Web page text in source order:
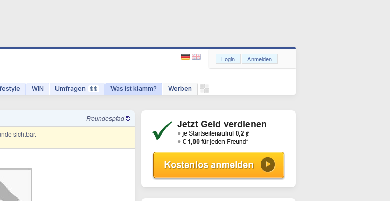
WIN Umfragen $$ Was ist klamm? Werben
Login Anmelden
Freundespfad
sichtbar.